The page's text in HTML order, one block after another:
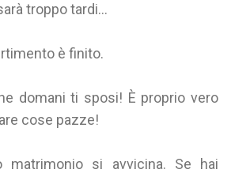
troppo tardi...
è finito.
domani ti sposi! È proprio vero
cose pazze!
si avvicina. Se hai